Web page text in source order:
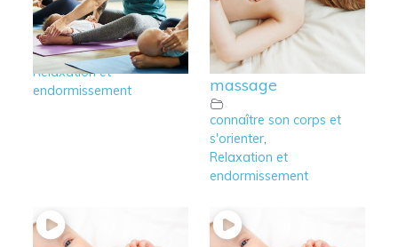
6 – Relaxation avant
2 ans
Relaxation et
endormissement
5 – Accompagner le
schéma corporel de
l’enfant par le
massage
connaître son corps et
s'orienter,
Relaxation et
endormissement